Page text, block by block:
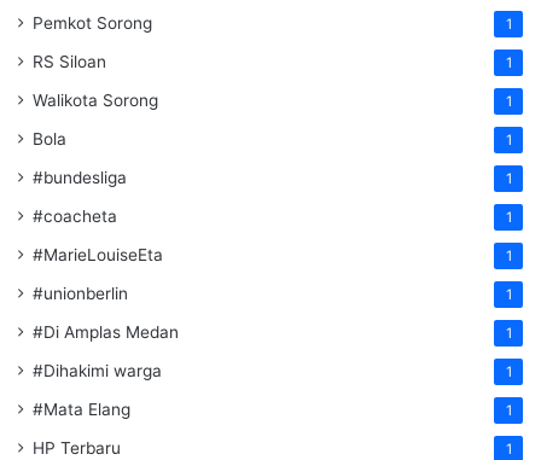
Pemkot Sorong 1
RS Siloan 1
Walikota Sorong 1
Bola 1
#bundesliga 1
#coacheta 1
#MarieLouiseEta 1
#unionberlin 1
#Di Amplas Medan 1
#Dihakimi warga 1
#Mata Elang 1
HP Terbaru 1